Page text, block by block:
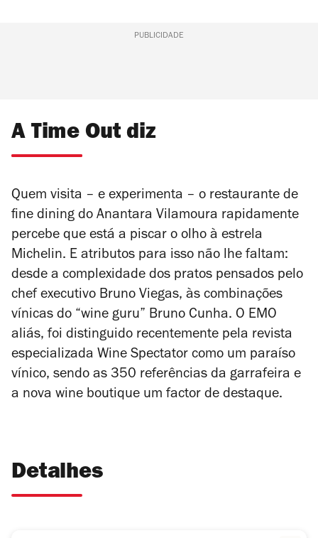
PUBLICIDADE
A Time Out diz
Quem visita – e experimenta – o restaurante de
fine dining do Anantara Vilamoura rapidamente
percebe que está a piscar o olho à estrela
Michelin. E atributos para isso não lhe faltam:
desde a complexidade dos pratos pensados pelo
chef executivo Bruno Viegas, às combinações
vínicas do “wine guru” Bruno Cunha. O EMO
aliás, foi distinguido recentemente pela revista
especializada Wine Spectator como um paraíso
vínico, sendo as 350 referências da garrafeira e
a nova wine boutique um factor de destaque.
Detalhes